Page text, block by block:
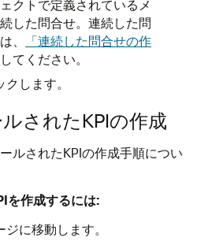
クトで定義されているメ
した問合せ。連続した問
、
「連続した問合せの作
てください。
します。
されたKPIの作成
ルされたKPIの作成手順につい
を作成するには:
ジに移動します。